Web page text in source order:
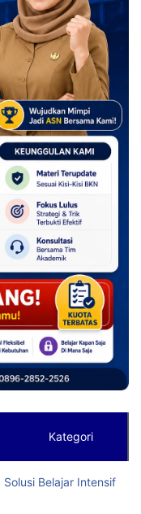
Kategori
Belajar Intensif